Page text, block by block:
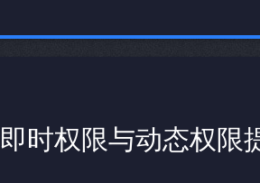
即时权限与动态权限